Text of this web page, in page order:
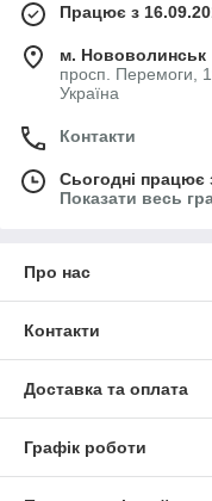
Працює з
м. Нововолинськ
просп. Перемоги,
Україна
Контакти
Сьогодні працює
Показати весь
Про нас
Контакти
Доставка та оплата
Графік роботи